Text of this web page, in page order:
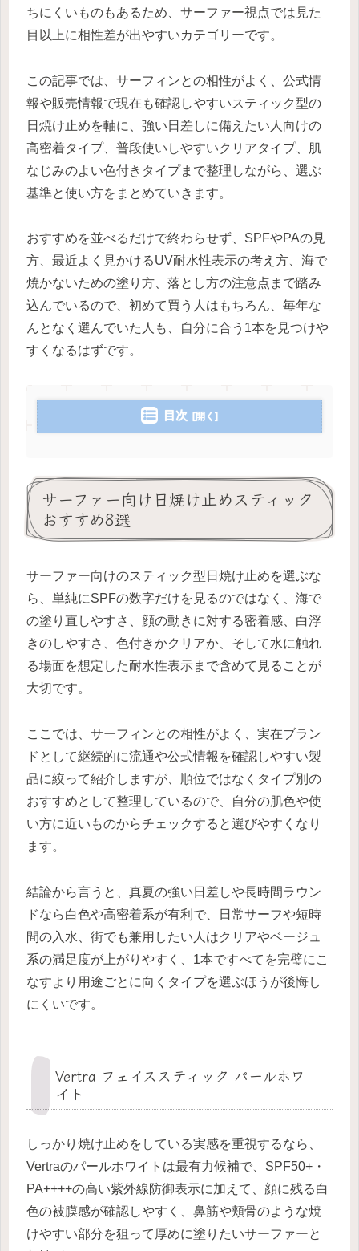
ちにくいものもあるため、サーファー視点では見た
目以上に相性差が出やすいカテゴリーです。
この記事では、サーフィンとの相性がよく、公式情
報や販売情報で現在も確認しやすいスティック型の
日焼け止めを軸に、強い日差しに備えたい人向けの
高密着タイプ、普段使いしやすいクリアタイプ、肌
なじみのよい色付きタイプまで整理しながら、選ぶ
基準と使い方をまとめていきます。
おすすめを並べるだけで終わらせず、SPFやPAの見
方、最近よく見かけるUV耐水性表示の考え方、海で
焼かないための塗り方、落とし方の注意点まで踏み
込んでいるので、初めて買う人はもちろん、毎年な
んとなく選んでいた人も、自分に合う1本を見つけや
すくなるはずです。
目次
サーファー向け日焼け止めスティック
おすすめ8選
サーファー向けのスティック型日焼け止めを選ぶな
ら、単純にSPFの数字だけを見るのではなく、海で
の塗り直しやすさ、顔の動きに対する密着感、白浮
きのしやすさ、色付きかクリアか、そして水に触れ
る場面を想定した耐水性表示まで含めて見ることが
大切です。
ここでは、サーフィンとの相性がよく、実在ブラン
ドとして継続的に流通や公式情報を確認しやすい製
品に絞って紹介しますが、順位ではなくタイプ別の
おすすめとして整理しているので、自分の肌色や使
い方に近いものからチェックすると選びやすくなり
ます。
結論から言うと、真夏の強い日差しや長時間ラウン
ドなら白色や高密着系が有利で、日常サーフや短時
間の入水、街でも兼用したい人はクリアやベージュ
系の満足度が上がりやすく、1本ですべてを完璧にこ
なすより用途ごとに向くタイプを選ぶほうが後悔し
にくいです。
Vertra フェイススティック パールホワ
イト
しっかり焼け止めをしている実感を重視するなら、
Vertraのパールホワイトは最有力候補で、SPF50+・
PA++++の高い紫外線防御表示に加えて、顔に残る白
色の被膜感が確認しやすく、鼻筋や頬骨のような焼
けやすい部分を狙って厚めに塗りたいサーファーと